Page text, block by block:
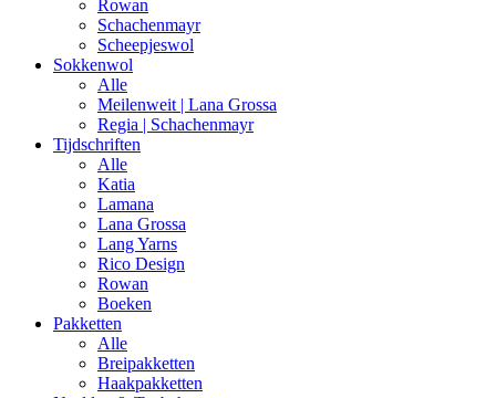
Rowan
Schachenmayr
Scheepjeswol
Sokkenwol
Alle
Meilenweit | Lana Grossa
Regia | Schachenmayr
Tijdschriften
Alle
Katia
Lamana
Lana Grossa
Lang Yarns
Rico Design
Rowan
Boeken
Pakketten
Alle
Breipakketten
Haakpakketten